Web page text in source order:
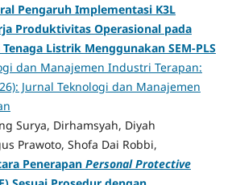
Pengaruh Implementasi K3L
Produktivitas Operasional pada
Listrik Menggunakan SEM-PLS
dan Manajemen Industri Terapan:
Jurnal Teknologi dan Manajemen
Surya, Dirhamsyah, Diyah
Prawoto, Shofa Dai Robbi,
Penerapan Personal Protective